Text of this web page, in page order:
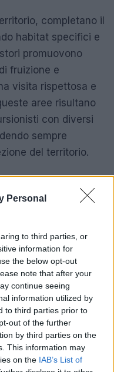
Personal
to third parties, or
information for
the below opt-out
note that after your
continue seeing
information utilized by
to third parties prior to
out of the further
by third parties on the
This information may
on the IAB’s List of
completano il
habitat specifici e
promuovono
fruizione e
visita rispettosa e
aree risultano
con diversi
sempre
del territorio.
latutela
l’accoglienza
di osservazione
settore confermano
senso di
specifiche per
ecosistemi
garantire che le
a
naturale.